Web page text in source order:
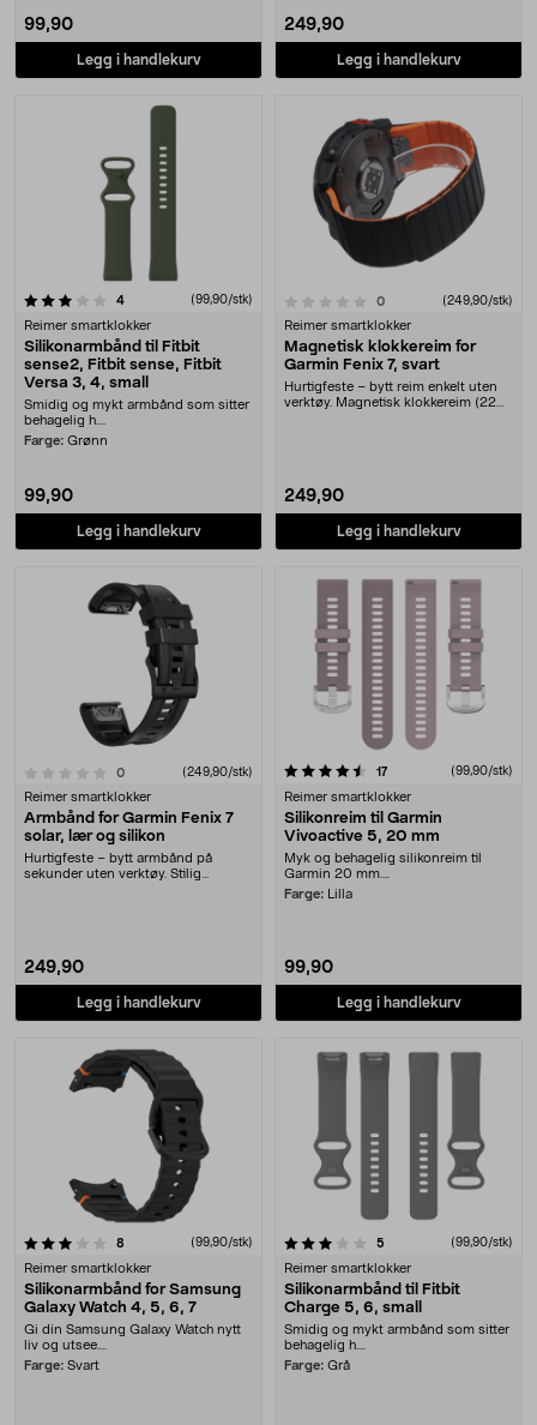
99,90
Legg i handlekurv
249,90
Legg i handlekurv
4anmeldelser(99,90/stk)
Reimer smartklokker
Silikonarmbånd til Fitbit
sense2, Fitbit sense, Fitbit
Versa 3, 4, small
Smidig og mykt armbånd som sitter
behagelig h....
Farge: Grønn
99,90
Legg i handlekurv
0.0 av 5 stjerner 0anmeldelser(249,90/stk)
Reimer smartklokker
Magnetisk klokkereim for
Garmin Fenix 7, svart
Hurtigfeste – bytt reim enkelt uten
verktøy. Magnetisk klokkereim (22
249,90
Legg i handlekurv
0anmeldelser(249,90/stk)
Reimer smartklokker
Armbånd for Garmin Fenix 7
solar, lær og silikon
Hurtigfeste – bytt armbånd på
sekunder uten verktøy. Stilig
249,90
Legg i handlekurv
4.5 av 5 stjerner 17anmeldelser(99,90/stk)
Reimer smartklokker
Silikonreim til Garmin
Vivoactive 5, 20 mm
Myk og behagelig silikonreim til
Garmin 20 mm....
Farge:
Lilla
99,90
Legg i handlekurv
8 anmeldelser(99,90/stk)
Reimer smartklokker
Silikonarmbånd for Samsung
Galaxy Watch 4, 5, 6, 7
Gi din Samsung Galaxy Watch nytt
liv og utsee....
Farge: Svart
3.5 av 5 stjerner 5 anmeldelser(99,90/stk)
Reimer smartklokker
Silikonarmbånd til Fitbit
Charge 5, 6, small
Smidig og mykt armbånd som sitter
behagelig h....
Farge: Grå